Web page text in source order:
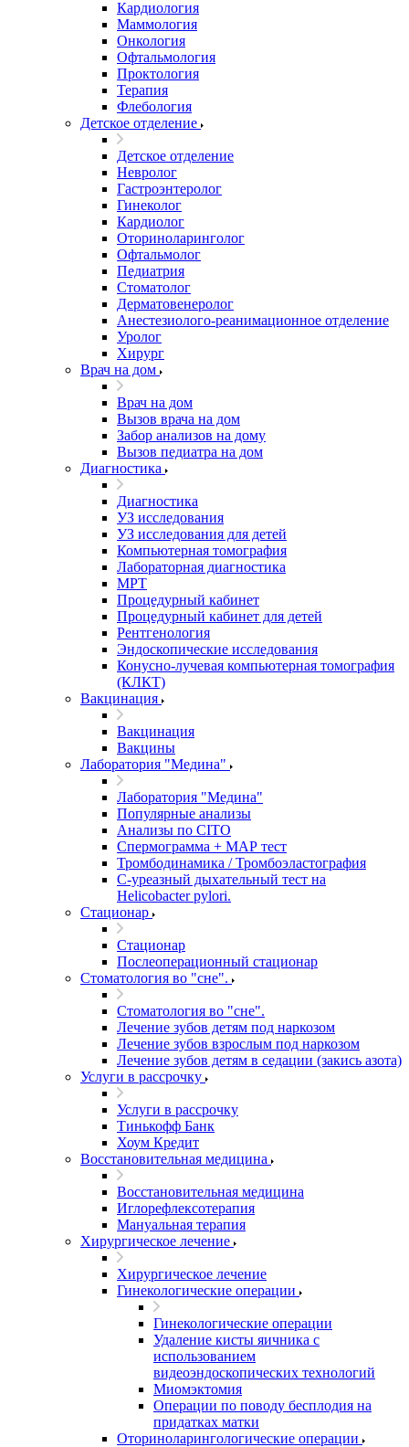
Кардиология
Маммология
Онкология
Офтальмология
Проктология
Терапия
Флебология
Детское отделение
Детское отделение
Невролог
Гастроэнтеролог
Гинеколог
Кардиолог
Оториноларинголог
Офтальмолог
Педиатрия
Стоматолог
Дерматовенеролог
Анестезиолого-реанимационное отделение
Уролог
Хирург
Врач на дом
Врач на дом
Вызов врача на дом
Забор анализов на дому
Вызов педиатра на дом
Диагностика
Диагностика
УЗ исследования
УЗ исследования для детей
Компьютерная томография
Лабораторная диагностика
МРТ
Процедурный кабинет
Процедурный кабинет для детей
Рентгенология
Эндоскопические исследования
Конусно-лучевая компьютерная томография
(КЛКТ)
Вакцинация
Вакцинация
Вакцины
Лаборатория "Медина"
Лаборатория "Медина"
Популярные анализы
Анализы по CITO
Спермограмма + МАР тест
Тромбодинамика / Тромбоэластография
С-уреазный дыхательный тест на
Helicobacter pylori.
Стационар
Стационар
Послеоперационный стационар
Стоматология во "сне".
Стоматология во "сне".
Лечение зубов детям под наркозом
Лечение зубов взрослым под наркозом
Лечение зубов детям в седации (закись азота)
Услуги в рассрочку
Услуги в рассрочку
Тинькофф Банк
Хоум Кредит
Восстановительная медицина
Восстановительная медицина
Иглорефлексотерапия
Мануальная терапия
Хирургическое лечение
Хирургическое лечение
Гинекологические операции
Гинекологические операции
Удаление кисты яичника с
использованием
видеоэндоскопических технологий
Миомэктомия
Операции по поводу бесплодия на
придатках матки
Оториноларингологические операции